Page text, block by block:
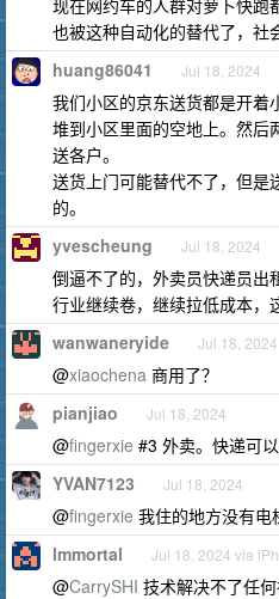
现在网约车的人群对萝卜快跑
也被这种自动化的替代了，社
huang86041 Jul 18, 2024
我们小区的京东送货都是开着
堆到小区里面的空地上。然后
送各户。
送货上门可能替代不了，但是
的。
yvescheung Jul 18, 2024
倒逼不了的，外卖员快递员出
行业继续卷，继续拉低成本，
wanwaneryide Jul 18, 2024
@xiaochena 商用了？
pianjiao Jul 18, 2024
@fingerxie #3 外卖。快递可以
YVAN7123 Jul 18, 2024
@fingerxie 我住的地方没有电
lmmortal Jul 18, 2024 via
@CarrySHI 技术解决不了任